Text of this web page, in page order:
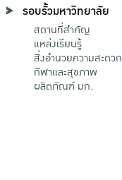
รอบรั้วมหาวิทยาลัย
สถานที่สำคัญ
แหล่งเรียนรู้
สิ่งอำนวยความสะดวก
กีฬาและสุขภาพ
ผลิตภัณฑ์ มก.